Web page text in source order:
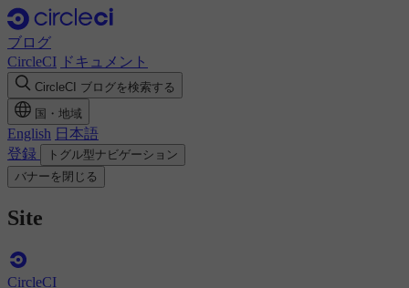
ブログ
CircleCI ドキュメント
CircleCI ブログを検索する
国・地域
English 日本語
登録
トグル型ナビゲーション
バナーを閉じる
Site
CircleCI